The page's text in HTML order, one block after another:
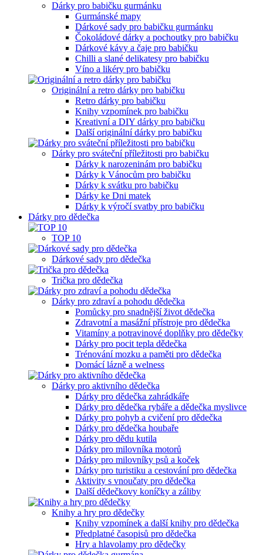
Dárky pro babičku gurmánku
Gurmánské mapy
Dárkové sady pro babičku gurmánku
Čokoládové dárky a pochoutky pro babičku
Dárkové kávy a čaje pro babičku
Chilli a slané delikatesy pro babičku
Víno a likéry pro babičku
Originální a retro dárky pro babičku
Retro dárky pro babičku
Knihy vzpomínek pro babičku
Kreativní a DIY dárky pro babičku
Další originální dárky pro babičku
Dárky pro sváteční příležitosti pro babičku
Dárky k narozeninám pro babičku
Dárky k Vánocům pro babičku
Dárky k svátku pro babičku
Dárky ke Dni matek
Dárky k výročí svatby pro babičku
Dárky pro dědečka
TOP 10
Dárkové sady pro dědečka
Trička pro dědečka
Dárky pro zdraví a pohodu dědečka
Pomůcky pro snadnější život dědečka
Zdravotní a masážní přístroje pro dědečka
Vitamíny a potravinové doplňky pro dědečky
Dárky pro pocit tepla dědečka
Trénování mozku a paměti pro dědečka
Domácí lázně a welness
Dárky pro aktivního dědečka
Dárky pro dědečka zahrádkáře
Dárky pro dědečka rybáře a dědečka myslivce
Dárky pro pohyb a cvičení pro dědečka
Dárky pro dědečka houbaře
Dárky pro dědu kutila
Dárky pro milovníka motorů
Dárky pro milovníky psů a koček
Dárky pro turistiku a cestování pro dědečka
Aktivity s vnoučaty pro dědečka
Další dědečkovy koníčky a záliby
Knihy a hry pro dědečky
Knihy vzpomínek a další knihy pro dědečka
Předplatné časopisů pro dědečka
Hry a hlavolamy pro dědečky